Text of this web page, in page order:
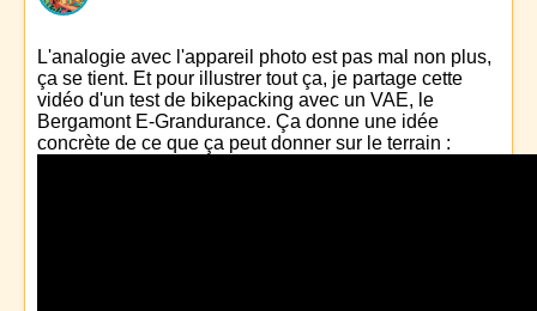
L'analogie avec l'appareil photo est pas mal non plus,
ça se tient. Et pour illustrer tout ça, je partage cette
vidéo d'un test de bikepacking avec un VAE, le
Bergamont E-Grandurance. Ça donne une idée
concrète de ce que ça peut donner sur le terrain :